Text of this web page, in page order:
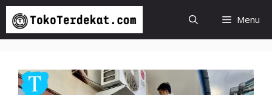
Langsung
isi
Menu